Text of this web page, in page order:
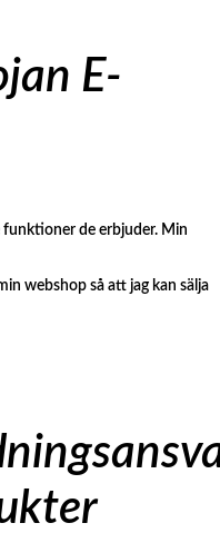
E-
funktioner de erbjuder. Min
webshop så att jag kan sälja